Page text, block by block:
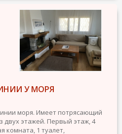
У МОРЯ
моря. Имеет потрясающий
двух этажей. Первый этаж, 4
комната, 1 туалет,